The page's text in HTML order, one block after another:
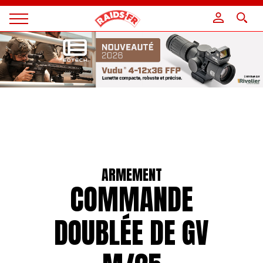
Magazine
Raids
ARMEMENT
COMMANDE
DOUBLÉE DE GV
Panneau de gestion des cookies